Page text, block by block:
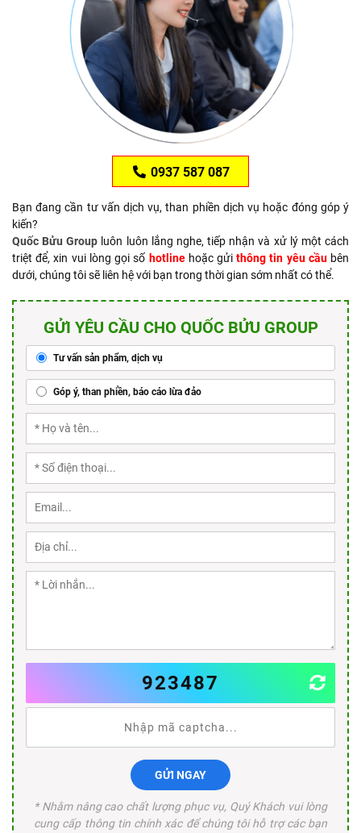
0937 587 087
Bạn đang cần tư vấn dịch vụ, than phiền dịch vụ hoặc đóng góp ý
kiến?
Quốc Bửu Group luôn luôn lắng nghe, tiếp nhận và xử lý một cách
triệt để, xin vui lòng gọi số hotlinehoặc gửithông tin yêu cầubên
dưới, chúng tôi sẽ liên hệ với bạn trong thời gian sớm nhất có thể.
GỬI YÊU CẦU CHO QUỐC BỬU GROUP
Tư vấn sản phẩm, dịch vụ
Góp ý, than phiền, báo cáo lừa đảo
923487
GỬI NGAY
* Nhằm nâng cao chất lượng phục vụ, Quý Khách vui lòng
cung cấp thông tin chính xác để chúng tôi hỗ trợ các bạn